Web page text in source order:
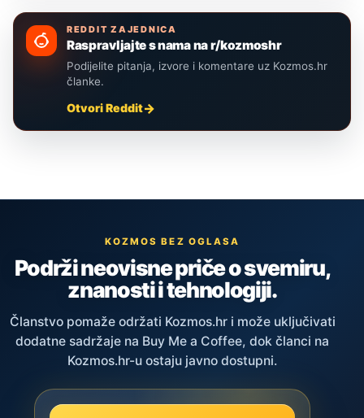
REDDIT ZAJEDNICA
Raspravljajte s nama na r/kozmoshr
Podijelite pitanja, izvore i komentare uz Kozmos.hr
članke.
Otvori Reddit
KOZMOS BEZ OGLASA
Podrži neovisne priče o svemiru,
znanosti i tehnologiji.
Članstvo pomaže održati Kozmos.hr i može uključivati
dodatne sadržaje na Buy Me a Coffee, dok članci na
Kozmos.hr-u ostaju javno dostupni.